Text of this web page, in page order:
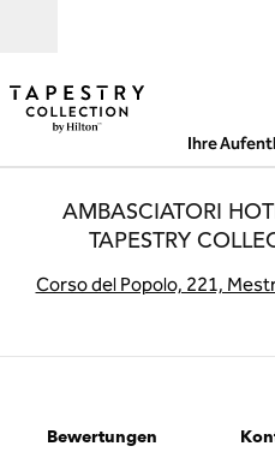
Ihre
AMBASCIATORI
TAPESTRY
Corso del Popolo, 221,
Bewertungen